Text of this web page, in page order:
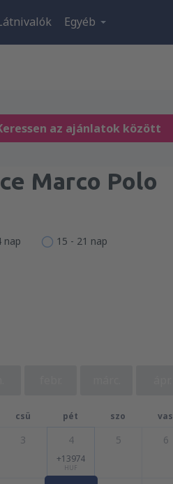
Egyéb
az ajánlatok között
Marco Polo
nap 15 - 21 nap
csü pét szo vas
3 4
+13974
HUF
5 6